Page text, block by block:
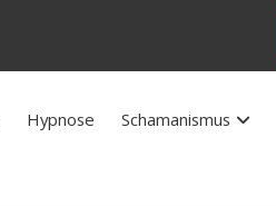
Hypnose Schamanismus